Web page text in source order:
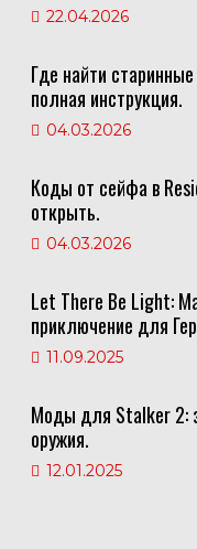
22.04.2026
Где найти
полная инструкция.
04.03.2026
Коды от сейфа в
открыть.
04.03.2026
Let There Be Light:
приключение для
11.09.2025
Моды для Stalker 2:
оружия.
12.01.2025